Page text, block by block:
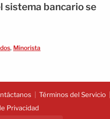
sistema bancario se
, Minorista
Términos del Servicio
Privacidad